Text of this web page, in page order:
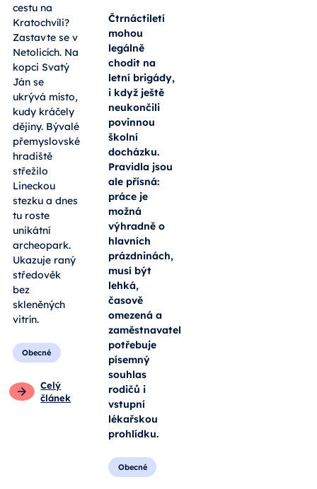
cestu na
Kratochvíli?
Zastavte se v
Netolicích. Na
kopci Svatý
Ján se
ukrývá místo,
kudy kráčely
dějiny. Bývalé
přemyslovské
hradiště
střežilo
Lineckou
stezku a dnes
tu roste
unikátní
archeopark.
Ukazuje raný
středověk
bez
skleněných
vitrín.
Obecné
Celý
článek
Čtrnáctiletí
mohou
legálně
chodit na
letní brigády,
i když ještě
neukončili
povinnou
školní
docházku.
Pravidla jsou
ale přísná:
práce je
možná
výhradně o
hlavních
prázdninách,
musí být
lehká,
časově
omezená a
zaměstnavatel
potřebuje
písemný
souhlas
rodičů i
vstupní
lékařskou
prohlídku.
Obecné